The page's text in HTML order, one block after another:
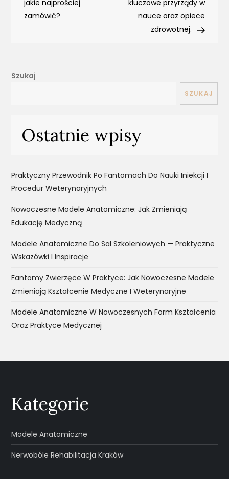
wpisu
jakie najprościej
zamówić?
kluczowe przyrządy w
nauce oraz opiece
zdrowotnej.
Szukaj
SZUKAJ
Ostatnie wpisy
Praktyczny Przewodnik Po Fantomach Do Nauki Iniekcji I
Procedur Weterynaryjnych
Nowoczesne Modele Anatomiczne: Jak Zmieniają
Edukację Medyczną
Modele Anatomiczne Do Sal Szkoleniowych — Praktyczne
Wskazówki I Inspiracje
Fantomy Zwierzęce W Praktyce: Jak Nowoczesne Modele
Zmieniają Kształcenie Medyczne I Weterynaryjne
Modele Anatomiczne W Nowoczesnych Form Kształcenia
Oraz Praktyce Medycznej
Kategorie
Modele Anatomiczne
Nerwobóle Rehabilitacja Kraków